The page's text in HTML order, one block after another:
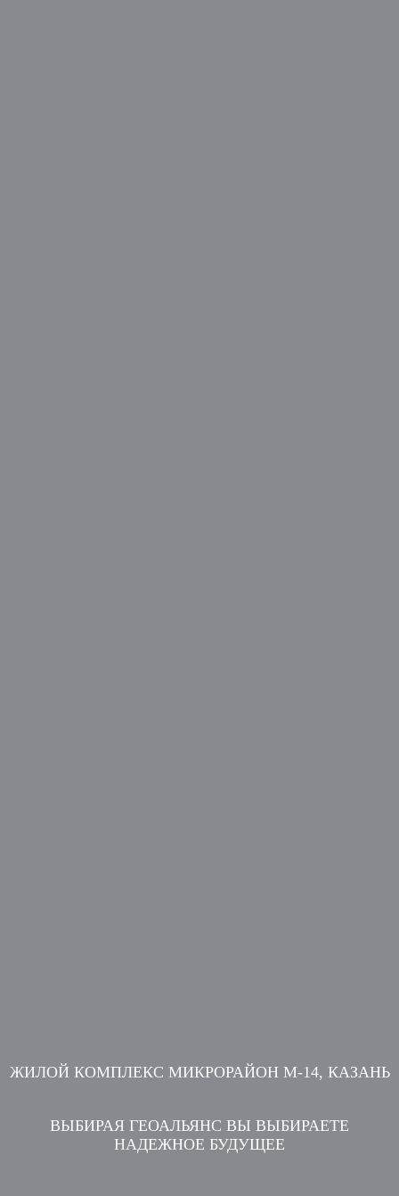
ЖИЛОЙ КОМПЛЕКС МИКРОРАЙОН М-14, КАЗАНЬ
ВЫБИРАЯ ГЕОАЛЬЯНС ВЫ ВЫБИРАЕТЕ
НАДЕЖНОЕ БУДУЩЕЕ